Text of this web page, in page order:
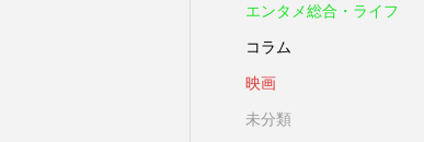
エンタメ総合・ライフ
コラム
映画
未分類